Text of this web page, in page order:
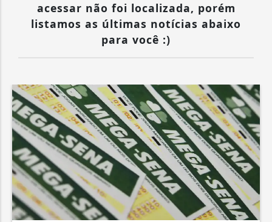
acessar não foi localizada, porém
listamos as últimas notícias abaixo
para você :)